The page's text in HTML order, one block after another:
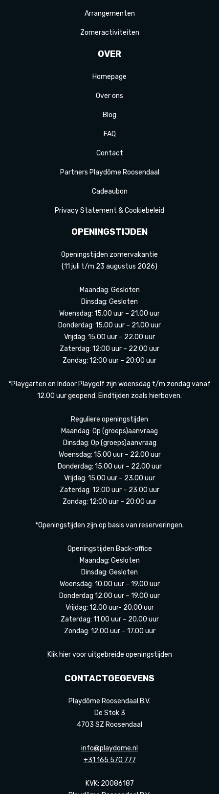
Arrangementen
Zomeractiviteiten
OVER
Homepage
Over ons
Blog
FAQ
Contact
Partners Playdôme Roosendaal
Cadeaubon
Privacy Statement & Cookiebeleid
OPENINGSTIJDEN
Openingstijden zomervakantie
(11 juli t/m 23 augustus 2026)
Maandag: Gesloten
Dinsdag: Gesloten
Woensdag: 15.00 uur – 21.00 uur
Donderdag: 15.00 uur – 21.00 uur
Vrijdag: 15.00 uur – 22.00 uur
Zaterdag: 12:00 uur – 22:00 uur
Zondag: 12:00 uur – 20:00 uur
*Playgarten en Indoor Playgolf zijn woensdag t/m zondag vanaf
12.00 uur geopend. Eindtijden zoals hierboven.
Reguliere openingstijden
Maandag: Op (groeps)aanvraag
Dinsdag: Op (groeps)aanvraag
Woensdag: 15.00 uur – 22.00 uur
Donderdag: 15.00 uur – 22.00 uur
Vrijdag: 15.00 uur – 23.00 uur
Zaterdag: 12:00 uur – 23:00 uur
Zondag: 12:00 uur – 20:00 uur
*Openingstijden zijn op basis van reserveringen.
Openingstijden Back-office
Maandag: Gesloten
Dinsdag: Gesloten
Woensdag: 10.00 uur – 19.00 uur
Donderdag 12.00 uur – 19.00 uur
Vrijdag: 12.00 uur- 20.00 uur
Zaterdag: 11.00 uur – 20.00 uur
Zondag: 12.00 uur – 17.00 uur
Klik hier voor uitgebreide openingstijden
CONTACTGEGEVENS
Playdôme Roosendaal B.V.
De Stok 3
4703 SZ Roosendaal
info@playdome.nl
+31 165 570 777
KVK: 20086187